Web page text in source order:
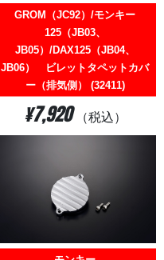
GROM（JC92）/モンキー
125（JB03、
JB05）/DAX125（JB04、
JB06） ビレットタペットカバ
ー（排気側） (32411)
¥7,920 （税込）